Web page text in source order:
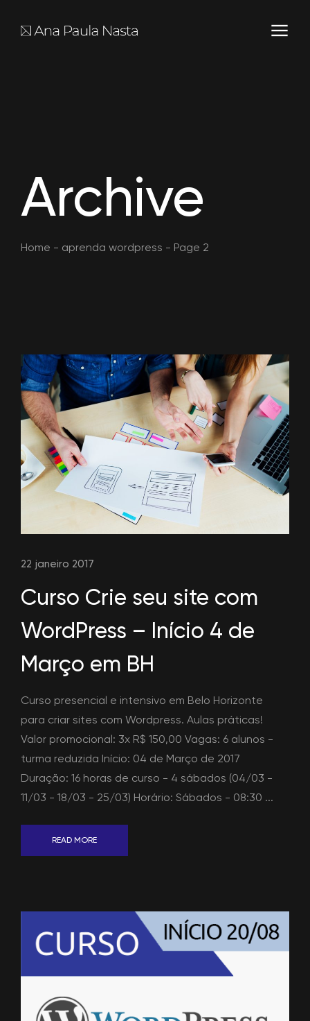
Archive
Home - aprenda wordpress - Page 2
22 janeiro 2017
Curso Crie seu site com
WordPress – Início 4 de
Março em BH
Curso presencial e intensivo em Belo Horizonte
para criar sites com Wordpress. Aulas práticas!
Valor promocional: 3x R$ 150,00 Vagas: 6 alunos -
turma reduzida Início: 04 de Março de 2017
Duração: 16 horas de curso - 4 sábados (04/03 -
11/03 - 18/03 - 25/03) Horário: Sábados - 08:30 ...
READ MORE